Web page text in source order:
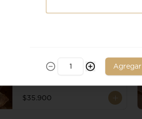
pomodoro, escamas de
parmesano y queso mozzarella.
$35.900
Agregar